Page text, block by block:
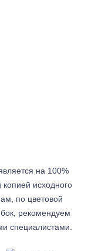
на 100%
копией исходного
по цветовой
рекомендуем
специалистами.